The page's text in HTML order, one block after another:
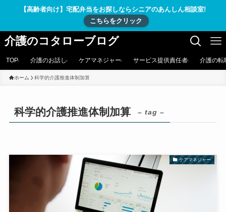
【高齢者向け】宅配弁当をお探しならシニアのあんしん相談室!
こちらをクリック
介護のコタローブログ
TOP 介護のお話し ケアマネジャー サービス提供責任者 介護の転
ホーム 科学的介護推進体制加算
科学的介護推進体制加算 – tag –
ケアマネジャー